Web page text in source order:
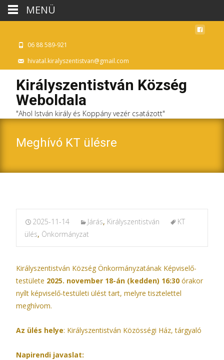
06 88 589-921
hivatal.kiralyszentistvan@gmail.com
Királyszentistván Község
Weboldala
"Ahol István király és Koppány vezér csatázott"
Meghívó KT ülésre
2025-11-14 Járás, Királyszentistván
KT
ülés, Önkormányzat
Királyszentistván Község Önkormányzatának Képviselő-
testülete 2025. november 18-án (kedden) 16:30 órakor
nyílt képviselő-testületi ülést tart, melyre tisztelettel
meghívom.
Az ülés helye: Királyszentistván Közösségi Ház, tárgyaló
Napirendi javaslat:
MENÜ